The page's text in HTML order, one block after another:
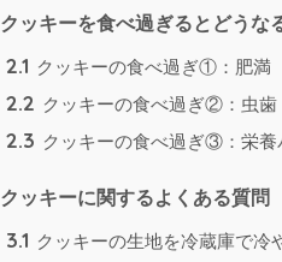
クッキーを食べ過ぎるとどうな
2.1 クッキーの食べ過ぎ①：肥満
2.2 クッキーの食べ過ぎ②：虫歯
2.3 クッキーの食べ過ぎ③：栄養
クッキーに関するよくある質問
3.1 クッキーの生地を冷蔵庫で冷